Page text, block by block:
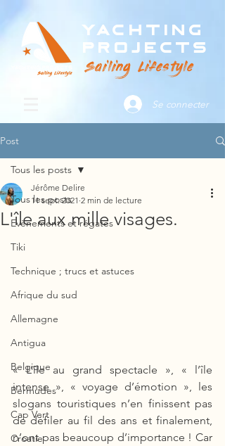
Yachting
Projects
Sailing Lifestyle
Se connecter
Post
Tous les posts
Evènements et régates
Tiki
Technique ; trucs et astuces
Afrique du sud
Allemagne
Antigua
Belgique
Bermudes
Cap Vert
Croatie
Tous les posts
L'île aux mille visages.
Jérôme Delire
11 sept. 2021 2 min de lecture
« L’île au grand spectacle », « l’île
intense », « voyage d’émotion », les
slogans touristiques n’en finissent pas
de défiler au fil des ans et finalement,
n’ont pas beaucoup d’importance ! Car